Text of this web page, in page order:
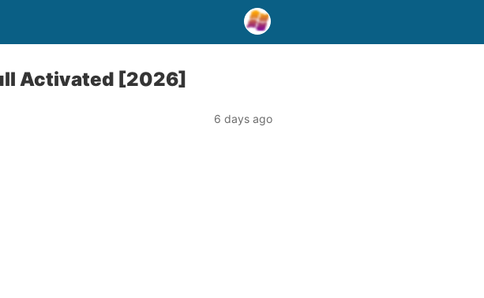
Activated [2026]
6 days ago